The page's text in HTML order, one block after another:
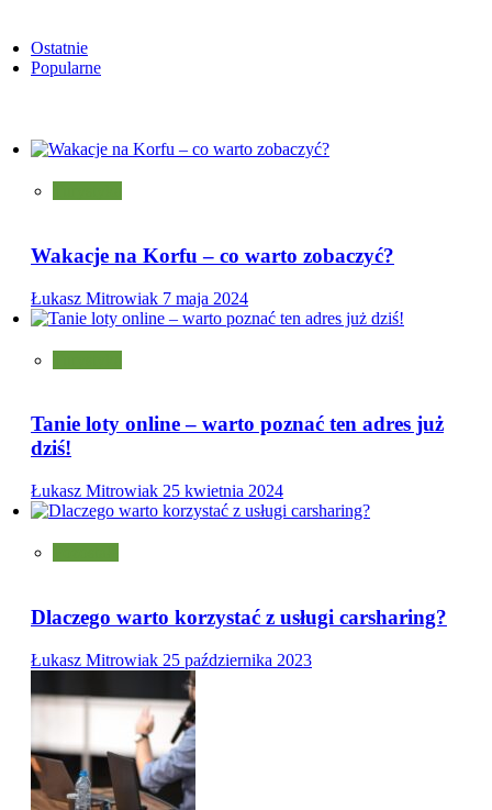
Ostatnie
Popularne
Wakacje na Korfu – co warto zobaczyć?
Łukasz Mitrowiak 7 maja 2024
Tanie loty online – warto poznać ten adres już
dziś!
Łukasz Mitrowiak 25 kwietnia 2024
Dlaczego warto korzystać z usługi carsharing?
Łukasz Mitrowiak 25 października 2023